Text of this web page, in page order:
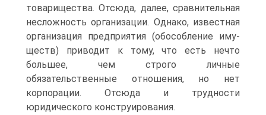
товарищества. Отсюда, далее, сравнительная
несложность организации. Однако, известная
организация предприятия (обособление иму-
ществ) приводит к тому, что есть нечто
большее, чем строго личные
обязательственные отношения, но нет
корпорации. Отсюда и трудности
юридического конструирования.